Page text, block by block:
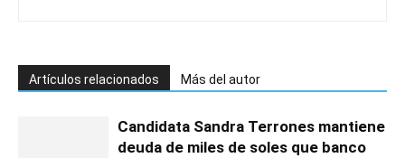
Artículos relacionados Más del autor
Candidata Sandra Terrones mantiene
deuda de miles de soles que banco